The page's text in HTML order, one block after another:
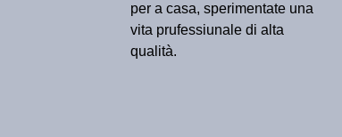
per a casa, sperimentate una
vita prufessiunale di alta
qualità.